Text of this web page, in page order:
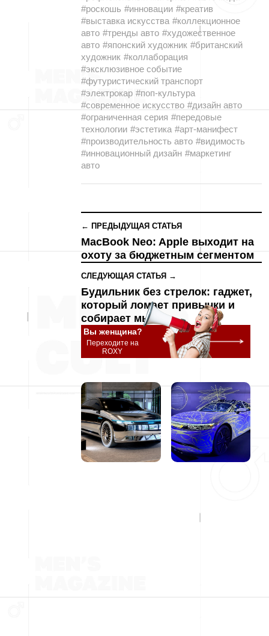
#роскошь #инновации #креатив
#выставка искусства #коллекционное
авто #тренды авто #художественное
авто #японский художник #британский
художник #коллаборация
#эксклюзивное событие
#футуристический транспорт
#электрокар #поп-культура
#современное искусство #дизайн авто
#ограниченная серия #передовые
технологии #эстетика #арт-манифест
#производительность авто #видимость
#инновационный дизайн #маркетинг
авто
← ПРЕДЫДУЩАЯ СТАТЬЯ
MacBook Neo: Apple выходит на
охоту за бюджетным сегментом
СЛЕДУЮЩАЯ СТАТЬЯ →
Будильник без стрелок: гаджет,
который ломает привычки и
собирает мысли
Вы женщина?
Переходите на
ROXY